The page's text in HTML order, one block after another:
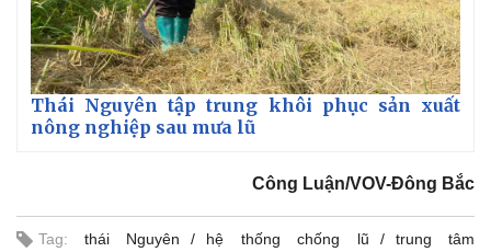
Thái Nguyên tập trung khôi phục sản xuất
nông nghiệp sau mưa lũ
Công Luận/VOV-Đông Bắc
Tag: thái Nguyên hệ thống chống lũ
trung tâm